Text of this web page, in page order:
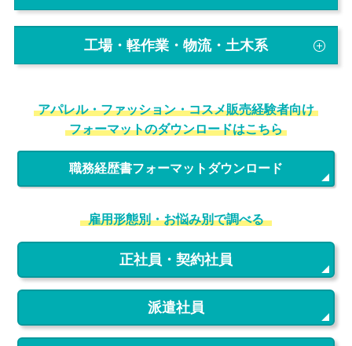
工場・軽作業・物流・土木系
アパレル・ファッション・コスメ販売経験者向け
フォーマットのダウンロードはこちら
職務経歴書フォーマットダウンロード
雇用形態別・お悩み別で調べる
正社員・契約社員
派遣社員